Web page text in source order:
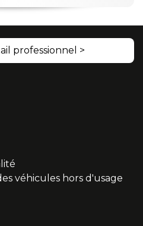
professionnel >
véhicules hors d'usage